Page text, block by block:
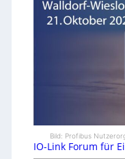
Bild: Profibus
IO-Link Forum für